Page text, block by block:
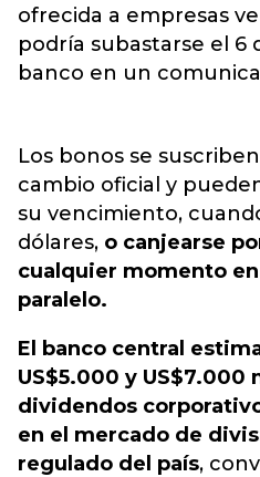
ofrecida a empresas
podría subastarse el 6
banco en un
Los bonos se
cambio oficial y
su vencimiento,
dólares, o canjearse
cualquier momento
paralelo.
El banco central
US$5.000 y US$7.000
dividendos
en el mercado de
regulado del país,